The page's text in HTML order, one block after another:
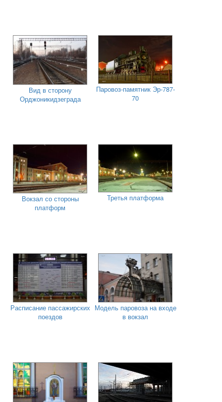
Вид в сторону
Орджоникидзеграда
Паровоз-памятник Эр-787-
70
Вокзал со стороны
платформ
Третья платформа
Расписание пассажирских
поездов
Модель паровоза на входе
в вокзал